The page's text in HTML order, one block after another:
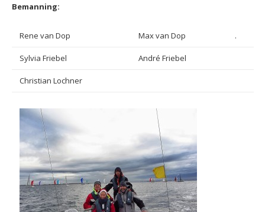
Bemanning:
Rene van Dop Max van Dop .
Sylvia Friebel André Friebel
Christian Lochner